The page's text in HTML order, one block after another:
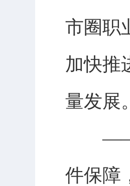
市圈职
加快推
量发展。
——实
件保障